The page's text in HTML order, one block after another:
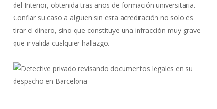
del Interior, obtenida tras años de formación universitaria.
Confiar su caso a alguien sin esta acreditación no solo es
tirar el dinero, sino que constituye una infracción muy grave
que invalida cualquier hallazgo.